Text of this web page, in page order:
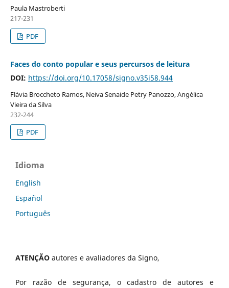
Paula Mastroberti
217-231
PDF
Faces do conto popular e seus percursos de leitura
DOI: https://doi.org/10.17058/signo.v35i58.944
Flávia Broccheto Ramos, Neiva Senaide Petry Panozzo, Angélica
Vieira da Silva
232-244
PDF
Idioma
English
Español
Português
ATENÇÃO autores e avaliadores da Signo,
Por razão de segurança, o cadastro de autores e